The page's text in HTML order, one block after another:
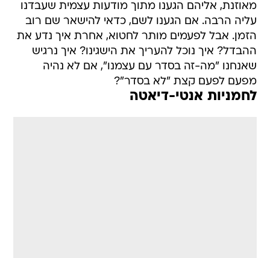
מאוזנת, אליהם הגענו מתוך מודעות עצמית שעבדנו
עליה הרבה. אם הגענו לשם, כדאי להישאר שם רוב
הזמן. אבל לפעמים מותר לחטוא, אחרת איך נדע את
ההבדל? איך נוכל להעריך את הישגינו? איך נרגיש
שאנחנו "מה-זה בסדר עם עצמנו", אם לא נהיה
מפעם לפעם קצת "לא בסדר"?
לחמניות אנטי-דיאטה